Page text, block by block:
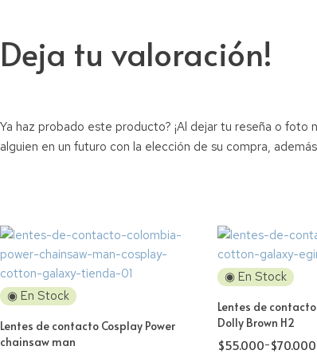
Deja tu valoración!
Ya haz probado este producto? ¡Al dejar tu reseña o foto
alguien en un futuro con la elección de su compra,
◉ En Stock
Lentes de contacto Cosplay Power
chainsaw man
◉ En Stock
Lentes de
Dolly Brown H2
$55.000-$70.000